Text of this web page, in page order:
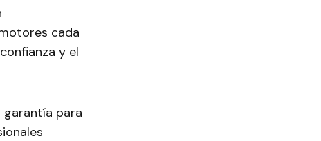
cada
y el
para